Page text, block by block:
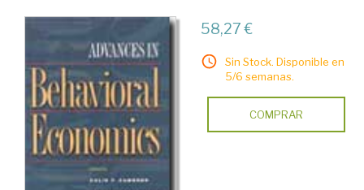
58,27 €
Sin Stock. Disponible en
5/6 semanas.
COMPRAR